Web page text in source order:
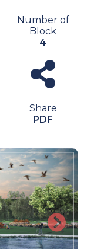
Number of
Block
4
Share
PDF